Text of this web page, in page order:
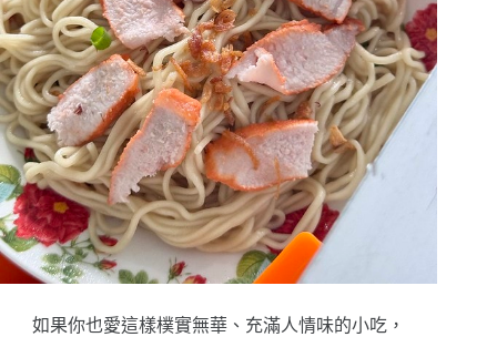
如果你也愛這樣樸實無華、充滿人情味的小吃，